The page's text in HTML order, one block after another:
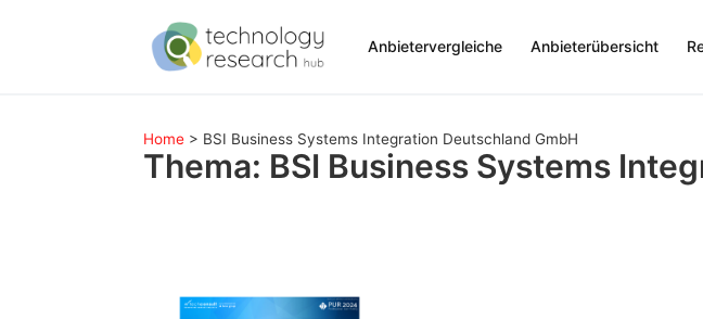
Anbietervergleiche Anbieterübersicht
Home > BSI Business Systems Integration Deutschland GmbH
Thema: BSI Business Systems